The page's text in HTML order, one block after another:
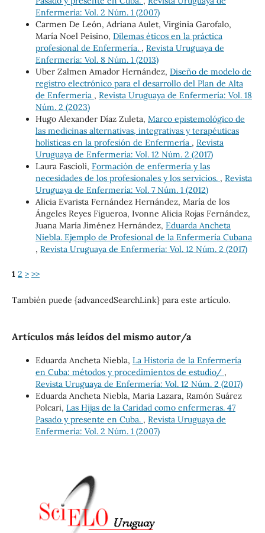
Enfermería: Vol. 2 Núm. 1 (2007)
Carmen De León, Adriana Aulet, Virginia Garofalo,
María Noel Peisino, Dilemas éticos en la práctica
profesional de Enfermería. , Revista Uruguaya de
Enfermería: Vol. 8 Núm. 1 (2013)
Uber Zalmen Amador Hernández, Diseño de modelo de
registro electrónico para el desarrollo del Plan de Alta
de Enfermería , Revista Uruguaya de Enfermería: Vol. 18
Núm. 2 (2023)
Hugo Alexander Díaz Zuleta, Marco epistemológico de
las medicinas alternativas, integrativas y terapéuticas
holísticas en la profesión de Enfermería , Revista
Uruguaya de Enfermería: Vol. 12 Núm. 2 (2017)
Laura Fascioli, Formación de enfermería y las
necesidades de los profesionales y los servicios. , Revista
Uruguaya de Enfermería: Vol. 7 Núm. 1 (2012)
Alicia Evarista Fernández Hernández, María de los
Ángeles Reyes Figueroa, Ivonne Alicia Rojas Fernández,
Juana María Jiménez Hernández, Eduarda Ancheta
Niebla. Ejemplo de Profesional de la Enfermería Cubana
, Revista Uruguaya de Enfermería: Vol. 12 Núm. 2 (2017)
1 2 > >>
También puede {advancedSearchLink} para este artículo.
Artículos más leídos del mismo autor/a
Eduarda Ancheta Niebla, La Historia de la Enfermería
en Cuba: métodos y procedimientos de estudio/ ,
Revista Uruguaya de Enfermería: Vol. 12 Núm. 2 (2017)
Eduarda Ancheta Niebla, Maria Lazara, Ramón Suárez
Polcari, Las Hijas de la Caridad como enfermeras. 47
Pasado y presente en Cuba. , Revista Uruguaya de
Enfermería: Vol. 2 Núm. 1 (2007)